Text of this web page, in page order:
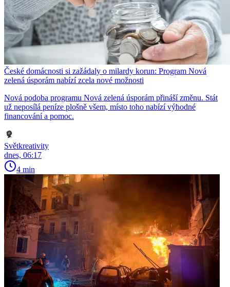
České domácnosti si zažádaly o milardy korun: Program Nová
zelená úsporám nabízí zcela nové možnosti
Nová podoba programu Nová zelená úsporám přináší změnu. Stát
už neposílá peníze plošně všem, místo toho nabízí výhodné
financování a pomoc.
Světkreativity
dnes, 06:17
4 min